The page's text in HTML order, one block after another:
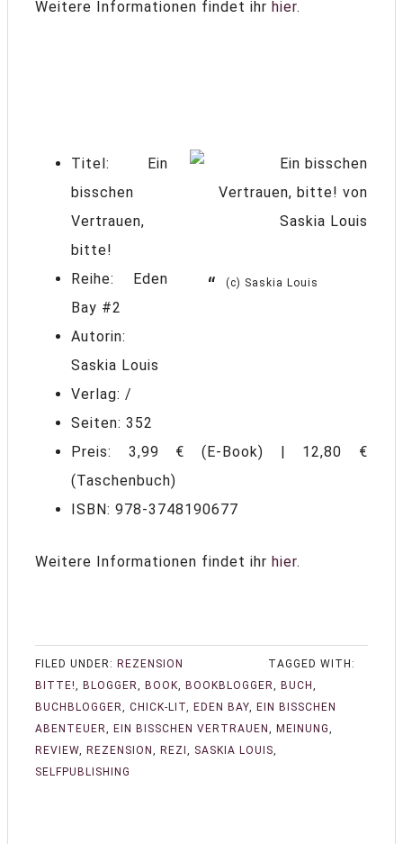
Weitere Informationen findet ihr hier.
(c) Saskia Louis
Titel: Ein
bisschen
Vertrauen,
bitte!
Reihe: Eden
Bay #2
Autorin:
Saskia Louis
Verlag: /
Seiten: 352
Preis: 3,99 € (E-Book) | 12,80 €
(Taschenbuch)
ISBN: 978-3748190677
Weitere Informationen findet ihr hier.
FILED UNDER: REZENSION
TAGGED WITH:
BITTE!, BLOGGER, BOOK, BOOKBLOGGER, BUCH ,
BUCHBLOGGER, CHICK-LIT, EDEN BAY, EIN BISSCHEN
ABENTEUER, EIN BISSCHEN VERTRAUEN , MEINUNG,
REVIEW, REZENSION , REZI , SASKIA LOUIS,
SELFPUBLISHING